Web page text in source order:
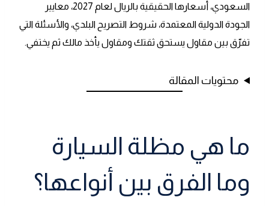
السعودي، أسعارها الحقيقية بالريال لعام 2027، معايير
الجودة الدولية المعتمدة، شروط التصريح البلدي، والأسئلة التي
تفرّق بين مقاول يستحق ثقتك ومقاول يأخذ مالك ثم يختفي.
محتويات المقالة
ما هي مظلة السيارة
وما الفرق بين أنواعها؟